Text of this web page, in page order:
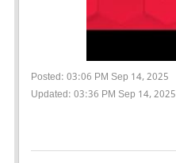
Posted: 03:06 PM Sep 14, 2025
Updated: 03:36 PM Sep 14, 2025